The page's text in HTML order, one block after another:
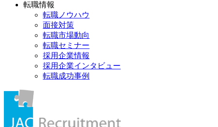
転職情報
転職ノウハウ
面接対策
転職市場動向
転職セミナー
採用企業情報
採用企業インタビュー
転職成功事例